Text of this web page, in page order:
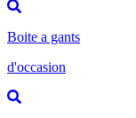
Boite a gants
d'occasion